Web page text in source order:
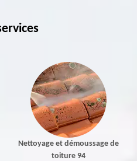
Nettoyage et démoussage de
toiture 94